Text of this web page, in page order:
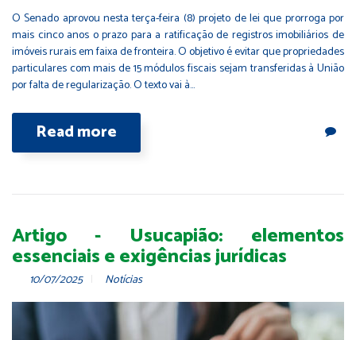
O Senado aprovou nesta terça-feira (8) projeto de lei que prorroga por
mais cinco anos o prazo para a ratificação de registros imobiliários de
imóveis rurais em faixa de fronteira. O objetivo é evitar que propriedades
particulares com mais de 15 módulos fiscais sejam transferidas à União
por falta de regularização. O texto vai à…
Read more
Artigo - Usucapião: elementos
essenciais e exigências jurídicas
10/07/2025 Notícias